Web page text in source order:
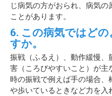
じ病気の方がおられ、病気
ことがあります。
6. この病気ではど
すか。
振戦（ふるえ）、動作緩慢
害（ころびやすいこと）が主
時の振戦で例えば手の場合
や歩いているときなど力を入